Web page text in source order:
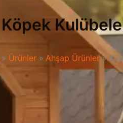
Köpek
Ürünler Ahşap Ürünler